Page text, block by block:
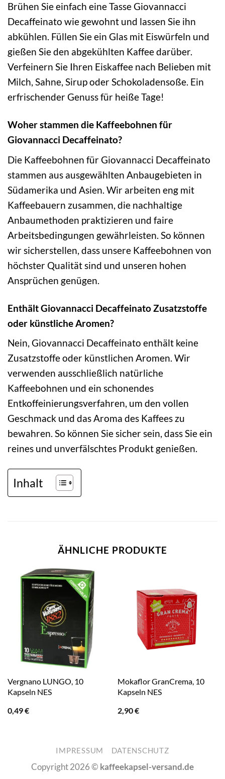
Brühen Sie einfach eine Tasse Giovannacci
Decaffeinato wie gewohnt und lassen Sie ihn
abkühlen. Füllen Sie ein Glas mit Eiswürfeln und
gießen Sie den abgekühlten Kaffee darüber.
Verfeinern Sie Ihren Eiskaffee nach Belieben mit
Milch, Sahne, Sirup oder Schokoladensoße. Ein
erfrischender Genuss für heiße Tage!
Woher stammen die Kaffeebohnen für
Giovannacci Decaffeinato?
Die Kaffeebohnen für Giovannacci Decaffeinato
stammen aus ausgewählten Anbaugebieten in
Südamerika und Asien. Wir arbeiten eng mit
Kaffeebauern zusammen, die nachhaltige
Anbaumethoden praktizieren und faire
Arbeitsbedingungen gewährleisten. So können
wir sicherstellen, dass unsere Kaffeebohnen von
höchster Qualität sind und unseren hohen
Ansprüchen genügen.
Enthält Giovannacci Decaffeinato Zusatzstoffe
oder künstliche Aromen?
Nein, Giovannacci Decaffeinato enthält keine
Zusatzstoffe oder künstlichen Aromen. Wir
verwenden ausschließlich natürliche
Kaffeebohnen und ein schonendes
Entkoffeinierungsverfahren, um den vollen
Geschmack und das Aroma des Kaffees zu
bewahren. So können Sie sicher sein, dass Sie ein
reines und unverfälschtes Produkt genießen.
Inhalt
ÄHNLICHE PRODUKTE
Vergnano LUNGO, 10
Kapseln NES
0,49€
Mokaflor GranCrema, 10
Kapseln NES
2,90€
IMPRESSUM DATENSCHUTZ
Copyright 2026 © kaffeekapsel-versand.de